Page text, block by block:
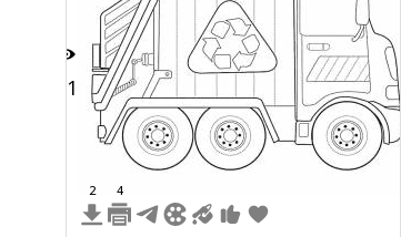
21
2 4